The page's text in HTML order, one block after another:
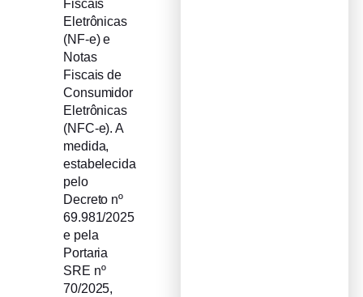
Fiscais
Eletrônicas
(NF-e) e
Notas
Fiscais de
Consumidor
Eletrônicas
(NFC-e). A
medida,
estabelecida
pelo
Decreto nº
69.981/2025
e pela
Portaria
SRE nº
70/2025,